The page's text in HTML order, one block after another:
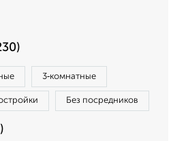
3‑комнатные
Без посредников